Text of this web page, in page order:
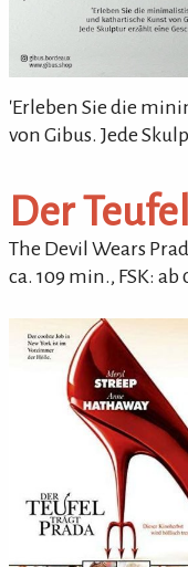
'Erleben Sie die
von Gibus. Jede
Der
The Devil Wears
ca. 109 min., FSK: ab